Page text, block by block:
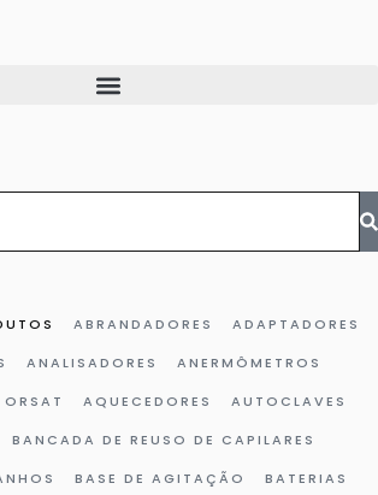
ABRANDADORES ADAPTADORES
ANALISADORES ANERMÔMETROS
AQUECEDORES AUTOCLAVES
BANCADA DE REUSO DE CAPILARES
BASE DE AGITAÇÃO BATERIAS